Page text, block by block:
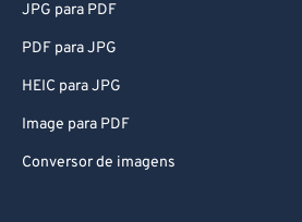
JPG para PDF
PDF para JPG
HEIC para JPG
Image para PDF
Conversor de imagens